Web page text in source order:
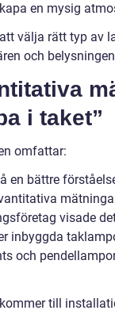
en mysig
välja rätt typ av
och
i taket”
omfattar:
en bättre
visade
inbyggda
och
till